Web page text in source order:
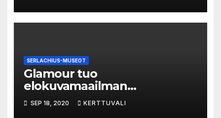
SERLACHIUS-MUSEOT
Glamour tuo
elokuvamaailman
pukuloiston Serlachius-
museoihin
SEP 18, 2020 KERTTUVALI